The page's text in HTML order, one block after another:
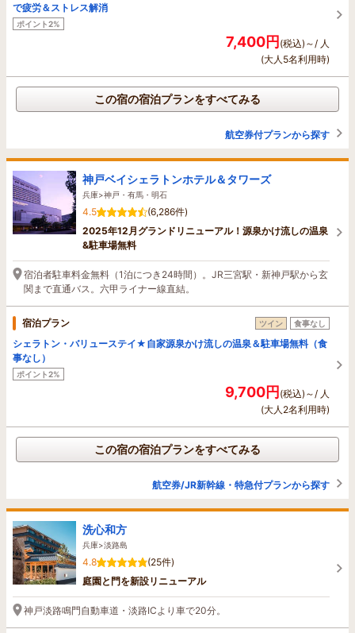
で疲労＆ストレス解消
ポイント2%
7,400円(税込)～/ 人
(大人5名利用時)
この宿の宿泊プランをすべてみる
航空券付プランから探す
神戸ベイシェラトンホテル＆タワーズ
兵庫>神戸・有馬・明石
4.5
(6,286件)
2025年12月グランドリニューアル！源泉かけ流しの温泉
&駐車場無料
宿泊者駐車料金無料（1泊につき24時間）。JR三宮駅・新神戸駅から玄
関まで直通バス。六甲ライナー線直結。
宿泊プラン ツイン 食事なし
シェラトン・バリューステイ★自家源泉かけ流しの温泉＆駐車場無料（食
事なし）
ポイント2%
9,700円(税込)～/ 人
(大人2名利用時)
この宿の宿泊プランをすべてみる
航空券/JR新幹線・特急付プランから探す
洗心和方
兵庫>淡路島
4.8
(25件)
庭園と門を新設リニューアル
神戸淡路鳴門自動車道・淡路ICより車で20分。